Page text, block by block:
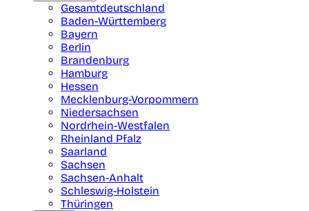
Gesamtdeutschland
Baden-Württemberg
Bayern
Berlin
Brandenburg
Hamburg
Hessen
Mecklenburg-Vorpommern
Niedersachsen
Nordrhein-Westfalen
Rheinland Pfalz
Saarland
Sachsen
Sachsen-Anhalt
Schleswig-Holstein
Thüringen